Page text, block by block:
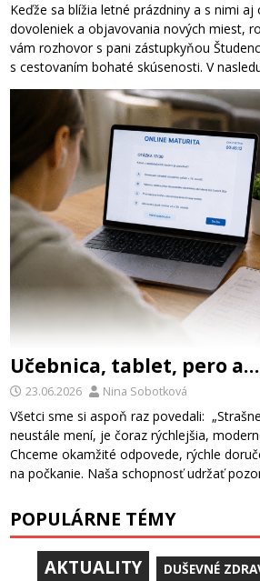
Keďže sa blížia letné prázdniny a s nimi aj
dovoleniek a objavovania nových miest,
vám rozhovor s pani zástupkyňou
s cestovaním bohaté skúsenosti. V
Učebnica, tablet, pero a…
23.06.2026 Nina Sobotková
Všetci sme si aspoň raz povedali:
neustále mení, je čoraz rýchlejšia,
Chceme okamžité odpovede, rýchle
na počkanie. Naša schopnosť udržať
POPULÁRNE TÉMY
AKTUALITY DUŠEVNÉ